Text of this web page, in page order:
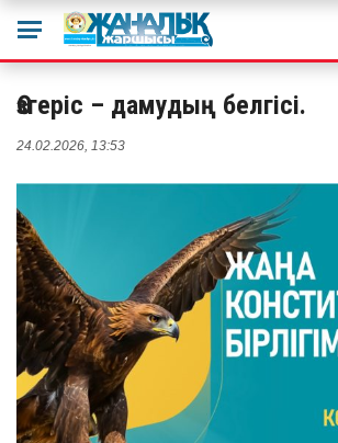
Өзгеріс – дамудың белгісі.
24.02.2026, 13:53